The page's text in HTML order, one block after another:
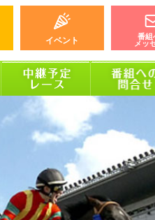
イベント
番組
メッ